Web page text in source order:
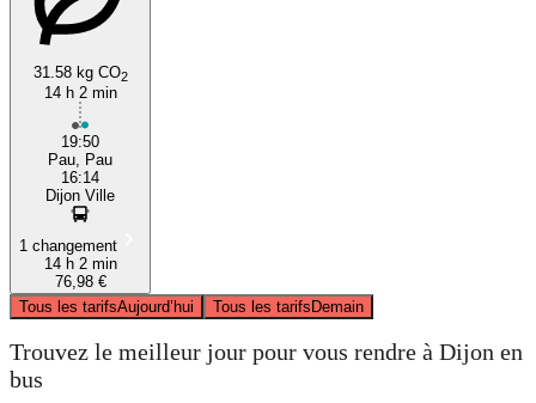
31.58 kg CO2
14 h 2 min
19:50
Pau, Pau
16:14
Dijon Ville
1 changement
14 h 2 min
76,98 €
Tous les tarifsAujourd’hui Tous les tarifsDemain
Trouvez le meilleur jour pour vous rendre à Dijon en
bus